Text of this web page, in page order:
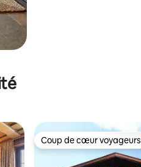
Coup de cœur voyageurs
Coup de cœur voyageurs